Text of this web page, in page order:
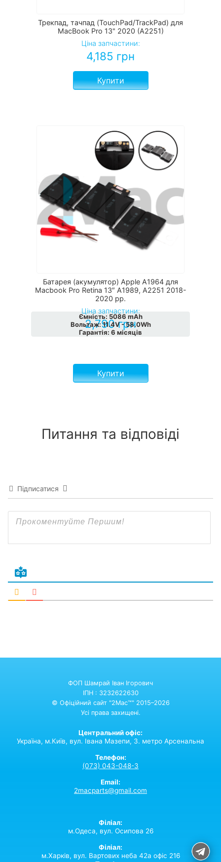
Трекпад, тачпад (TouchPad/TrackPad) для
MacBook Pro 13" 2020 (A2251)
Ціна запчастини:
4,185 грн
Купити
Батарея (акумулятор) Apple A1964 для
Macbook Pro Retina 13″ А1989, А2251 2018-
2020 рр.
Ціна запчастини:
2,790грн
Ємність: 5086 mAh
Вольтаж:11.4V - 58.0Wh
Гарантія: 6 місяців
Купити
Питання та відповіді
Підписатися
ФОП Шамрай Іван Ігорович
ІПН : 3232622630
© Офіційний сайт "2Mac™" 2015–2026
Усі права захищені.
Центральний офіс:
Україна, м.Київ, вул. Івана Мазепи, 3. метро Арсенальна
Телефон:
(073) 043-048-3
Email:
2macparts@gmail.com
Філіал:
м.Одеса, вул. Осипова 26
Філіал:
м.Харків, вул. Вартових неба 42а офіс 216